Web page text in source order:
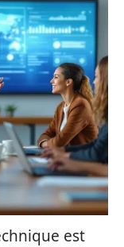
est